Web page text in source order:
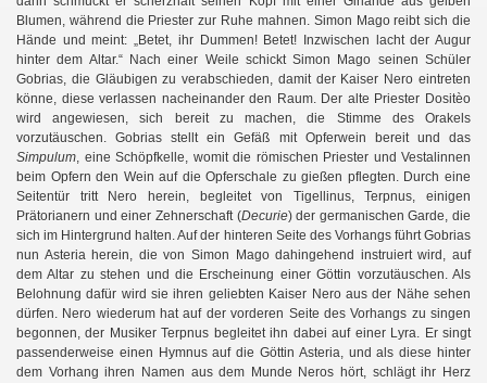
Blumen, während die Priester zur Ruhe mahnen. Simon Mago reibt sich die
Hände und meint: „Betet, ihr Dummen! Betet! Inzwischen lacht der Augur
hinter dem Altar.“ Nach einer Weile schickt Simon Mago seinen Schüler
Gobrias, die Gläubigen zu verabschieden, damit der Kaiser Nero eintreten
könne, diese verlassen nacheinander den Raum. Der alte Priester Dositèo
wird angewiesen, sich bereit zu machen, die Stimme des Orakels
vorzutäuschen. Gobrias stellt ein Gefäß mit Opferwein bereit und das
Simpulum, eine Schöpfkelle, womit die römischen Priester und Vestalinnen
beim Opfern den Wein auf die Opferschale zu gießen pflegten. Durch eine
Seitentür tritt Nero herein, begleitet von Tigellinus, Terpnus, einigen
Prätorianern und einer Zehnerschaft (Decurie) der germanischen Garde, die
sich im Hintergrund halten. Auf der hinteren Seite des Vorhangs führt Gobrias
nun Asteria herein, die von Simon Mago dahingehend instruiert wird, auf
dem Altar zu stehen und die Erscheinung einer Göttin vorzutäuschen. Als
Belohnung dafür wird sie ihren geliebten Kaiser Nero aus der Nähe sehen
dürfen. Nero wiederum hat auf der vorderen Seite des Vorhangs zu singen
begonnen, der Musiker Terpnus begleitet ihn dabei auf einer Lyra. Er singt
passenderweise einen Hymnus auf die Göttin Asteria, und als diese hinter
dem Vorhang ihren Namen aus dem Munde Neros hört, schlägt ihr Herz